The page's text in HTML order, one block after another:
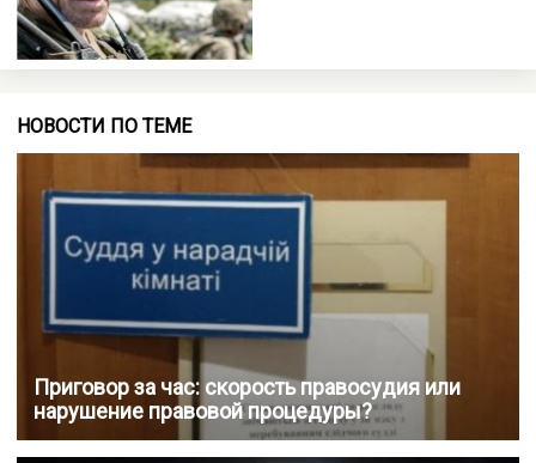
НОВОСТИ ПО ТЕМЕ
Приговор за час: скорость правосудия или
нарушение правовой процедуры?